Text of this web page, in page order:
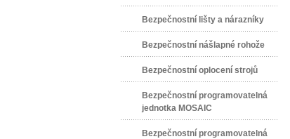
Bezpečnostní lišty a nárazníky
Bezpečnostní nášlapné rohože
Bezpečnostní oplocení strojů
Bezpečnostní programovatelná
jednotka MOSAIC
Bezpečnostní programovatelná